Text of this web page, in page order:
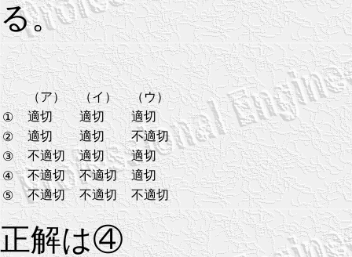
る。
（ア） （イ）
（ウ）
①
適切 適切
適切
②
適切 適切
不適切
③
不適切 適切
適切
④
不適切 不適切
適切
⑤
不適切 不適切 不適切
正解は④